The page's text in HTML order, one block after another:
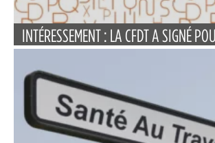
INTÉRESSEMENT : LA CFDT A SIGNÉ